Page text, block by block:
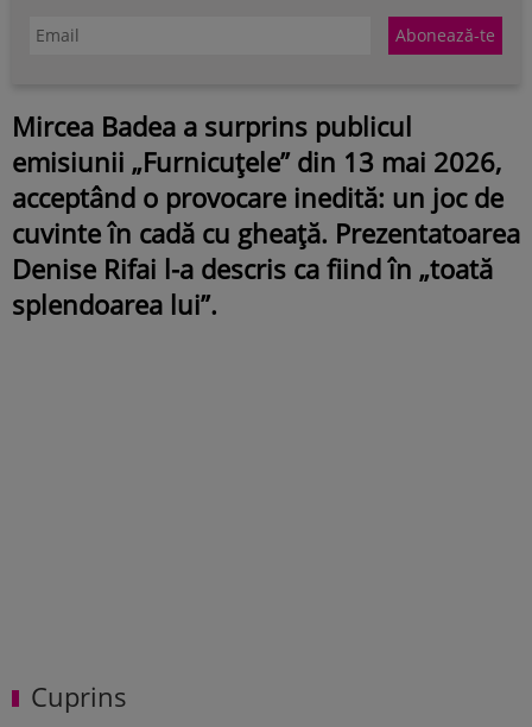
Mircea Badea a surprins publicul
emisiunii „Furnicuțele” din 13 mai 2026,
acceptând o provocare inedită: un joc de
cuvinte în cadă cu gheață. Prezentatoarea
Denise Rifai l-a descris ca fiind în „toată
splendoarea lui”.
Cuprins